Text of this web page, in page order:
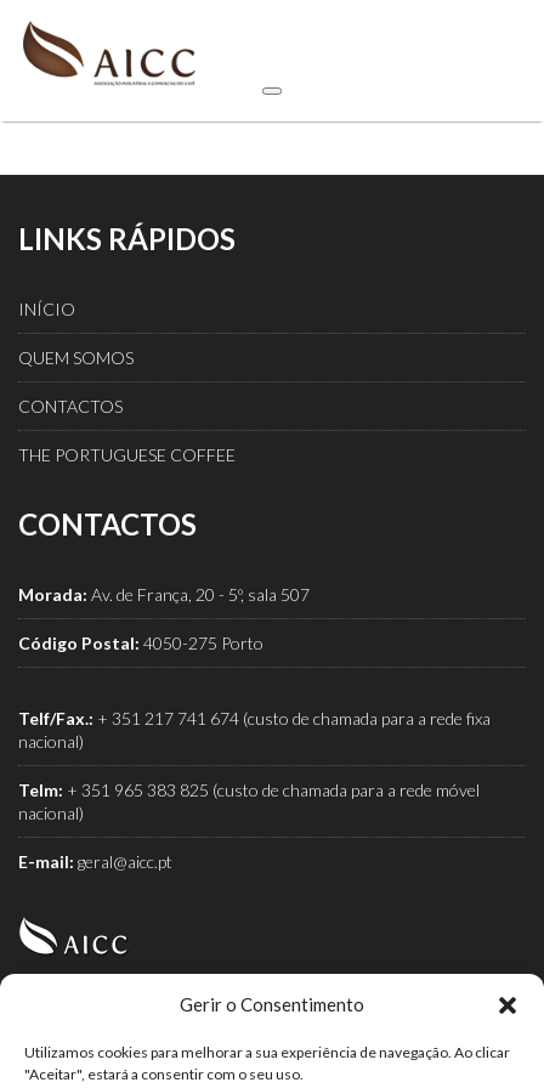
Gerir o Consentimento
Utilizamos cookies para melhorar a sua experiência de navegação. Ao clicar
"Aceitar", estará a consentir com o seu uso.
LINKS RÁPIDOS
INÍCIO
QUEM SOMOS
CONTACTOS
THE PORTUGUESE COFFEE
CONTACTOS
Morada: Av. de França, 20 - 5º, sala 507
Código Postal: 4050-275 Porto
Telf/Fax.: + 351 217 741 674 (custo de chamada para a rede fixa
nacional)
Telm: + 351 965 383 825 (custo de chamada para a rede móvel
nacional)
E-mail: geral@aicc.pt
AICC (Associação Industrial e Comercial do Café) é a
associação dos torrefactores de café.